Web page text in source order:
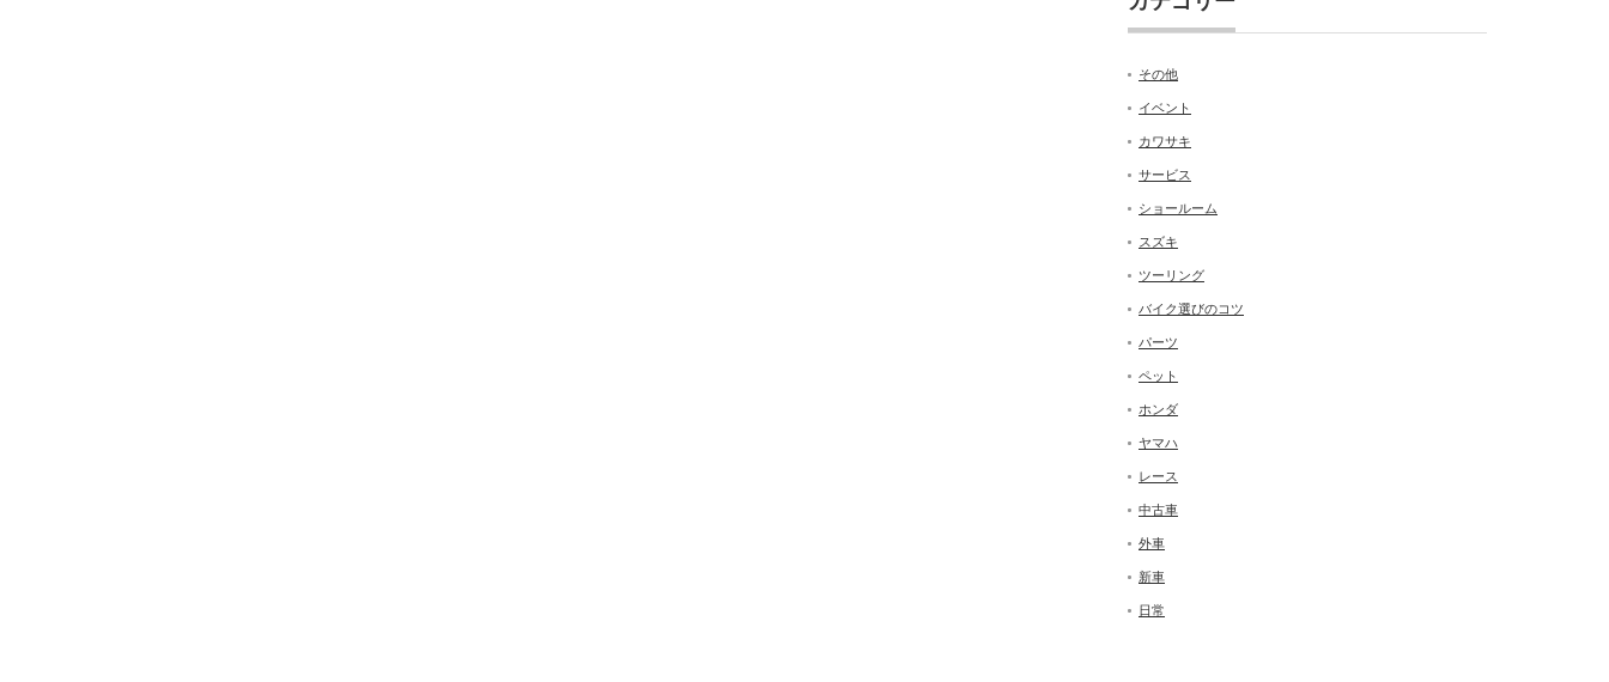
その他
イベント
カワサキ
サービス
ショールーム
スズキ
ツーリング
バイク選びのコツ
パーツ
ペット
ホンダ
ヤマハ
レース
中古車
外車
新車
日常